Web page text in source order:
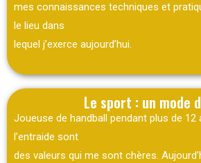
mes connaissances techniques et
le lieu dans
lequel j’exerce aujourd’hui.
Le sport : un mode
Joueuse de handball pendant plus de
l’entraide sont
des valeurs qui me sont chères.